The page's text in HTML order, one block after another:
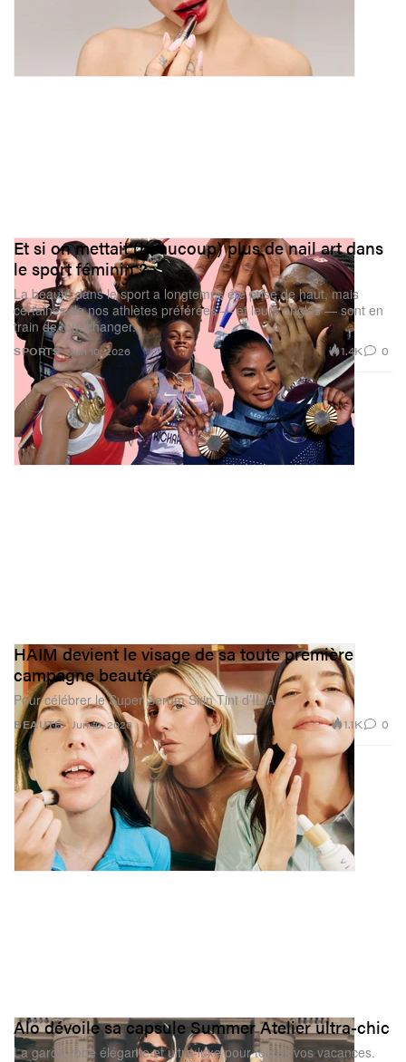
SPORTS
Et si on mettait (beaucoup) plus de nail art dans
le sport féminin ?
La beauté dans le sport a longtemps été prise de haut, mais
certaines de nos athlètes préférées — et leurs ongles — sont en
train de tout changer.
Jun 10, 2026 1.4K 0
BEAUTÉ
HAIM devient le visage de sa toute première
campagne beauté
Pour célébrer le Super Serum Skin Tint d’ILIA.
Jun 10, 2026 1.1K 0
Alo dévoile sa capsule Summer Atelier ultra-chic
La garde-robe élégante et ultra-luxe pour toutes vos vacances.